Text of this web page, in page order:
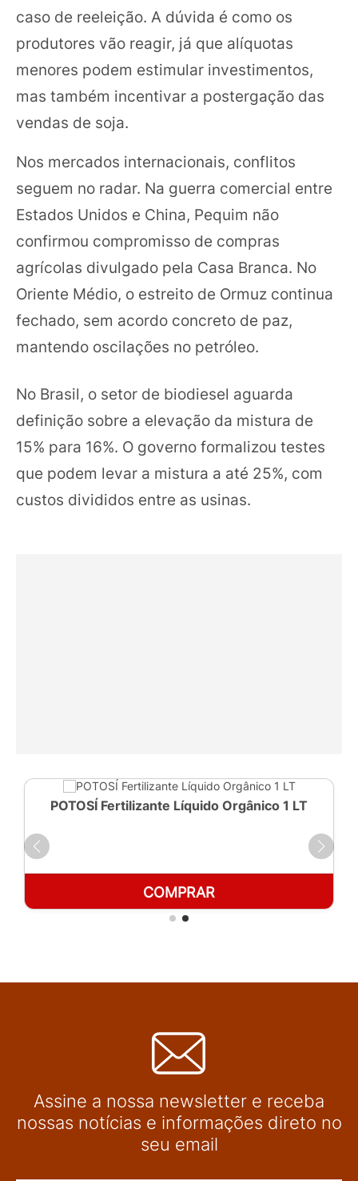
caso de reeleição. A dúvida é como os
produtores vão reagir, já que alíquotas
menores podem estimular investimentos,
mas também incentivar a postergação das
vendas de soja.
Nos mercados internacionais, conflitos
seguem no radar. Na guerra comercial entre
Estados Unidos e China, Pequim não
confirmou compromisso de compras
agrícolas divulgado pela Casa Branca. No
Oriente Médio, o estreito de Ormuz continua
fechado, sem acordo concreto de paz,
mantendo oscilações no petróleo.
No Brasil, o setor de biodiesel aguarda
definição sobre a elevação da mistura de
15% para 16%. O governo formalizou testes
que podem levar a mistura a até 25%, com
custos divididos entre as usinas.
POTOSÍ Fertilizante Líquido Orgânico 1 LT
COMPRAR
Assine a nossa newsletter e receba
nossas notícias e informações direto no
seu email